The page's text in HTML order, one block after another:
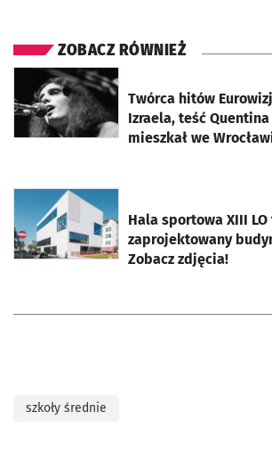
ZOBACZ RÓWNIEŻ
Twórca hitów
Izraela, teść
mieszkał we
otworzy się w nowej karcie
Hala sportowa XIII
zaprojektowany
Zobacz zdjęcia!
otworzy się w nowej karcie
szkoły średnie